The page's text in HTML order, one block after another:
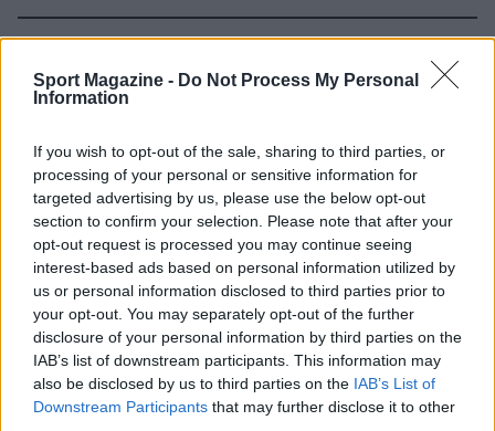
Sport Magazine - Do Not Process My Personal
Information
If you wish to opt-out of the sale, sharing to third parties, or
processing of your personal or sensitive information for
targeted advertising by us, please use the below opt-out
section to confirm your selection. Please note that after your
opt-out request is processed you may continue seeing
interest-based ads based on personal information utilized by
us or personal information disclosed to third parties prior to
your opt-out. You may separately opt-out of the further
disclosure of your personal information by third parties on the
IAB’s list of downstream participants. This information may
also be disclosed by us to third parties on the IAB’s List of
Downstream Participants that may further disclose it to other